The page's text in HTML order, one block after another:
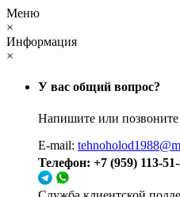
Меню
×
Информация
×
У вас общий вопрос?
Напишите или
E-mail:
Телефон: +7 (959) 113-